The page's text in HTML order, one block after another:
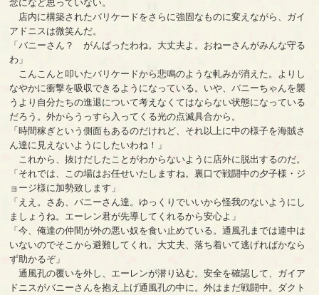
念になど思っていない。
店内に構築されたバリケードをさらに強固なものに変えながら、ガイ
アドニスは微笑んだ。
「バニーさん？ がんばったわね。大丈夫よ。おねーさんがみんな守る
わ」
こんこんと叩いたバリケードから悲鳴のような軋みが消えた。よりし
なやかに衝撃を吸収できるようになっている。いや、バニーちゃんを襲
うより自分たちの進退について考えなくてはならない状態になっている
だろう。外からうっすら入ってくる光の点滅具合から。
「時間稼ぎという側面もあるのだけれど、それ以上に中の様子を海賊さ
ん達に見えないようにしたいわね！」
これから、抜けだしたことがわからないように店外に脱出するのだ。
「それでは、この場はお任せいたしますね。裏口で戦闘中の夕子様・ジ
ョージ様に加勢致します」
「ええ。さあ、バニーさん達。ゆっくりでいいから怪我のないようにし
ましょうね。エーレン君が先導してくれるから安心よ」
「今、俺達の仲間が外の悪い奴を食い止めている。通風孔までは連中は
いないのでそこから避難してくれ。大丈夫、落ち着いて逃げればかなら
ず助かるぞ」
通風孔の覆いを外し、エーレンが潜り込む。安全を確認して、ガイア
ドニスがバニーさんを抱え上げ通風孔の中に。外はまだ戦闘中。ダクト